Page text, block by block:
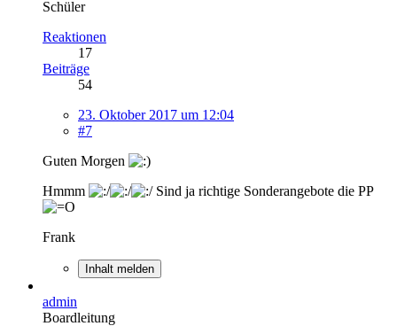
Schüler
Reaktionen
17
Beiträge
54
23. Oktober 2017 um 12:04
#7
Guten Morgen
Hmmm
Sind ja richtige Sonderangebote die PP
Frank
Inhalt melden
admin
Boardleitung